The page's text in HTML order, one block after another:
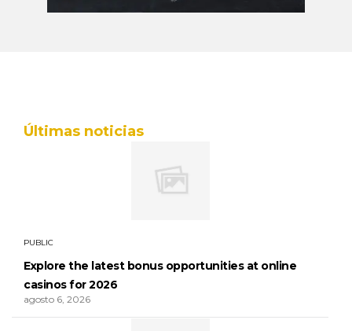
Últimas noticias
PUBLIC
Explore the latest bonus opportunities at online
casinos for 2026
agosto 6, 2026